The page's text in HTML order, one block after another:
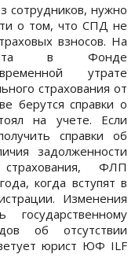
сотрудников, нужно
о том, что СПД не
взносов. На
в Фонде
утрате
страхования от
берутся справки о
на учете. Если
справки об
задолженности
ФЛП
когда вступят в
Изменения
государственному
об отсутствии
юрист ЮФ ILF